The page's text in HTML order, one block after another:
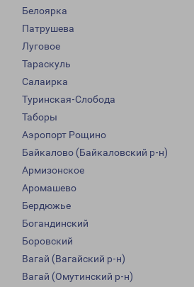
Белоярка
Патрушева
Луговое
Тараскуль
Салаирка
Туринская-Слобода
Таборы
Аэропорт Рощино
Байкалово (Байкаловский р-н)
Армизонское
Аромашево
Бердюжье
Богандинский
Боровский
Вагай (Вагайский р-н)
Вагай (Омутинский р-н)